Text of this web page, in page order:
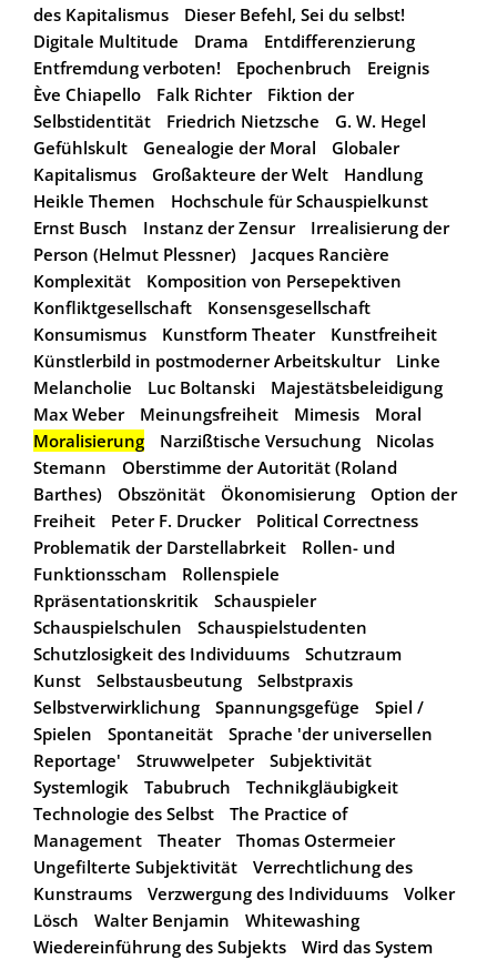
des Kapitalismus
Dieser Befehl, Sei du selbst!
Digitale Multitude
Drama
Entdifferenzierung
Entfremdung verboten!
Epochenbruch
Ereignis
Ève Chiapello
Falk Richter
Fiktion der
Selbstidentität
Friedrich Nietzsche
G. W. Hegel
Gefühlskult
Genealogie der Moral
Globaler
Kapitalismus
Großakteure der Welt
Handlung
Heikle Themen
Hochschule für Schauspielkunst
Ernst Busch
Instanz der Zensur
Irrealisierung der
Person (Helmut Plessner)
Jacques Rancière
Komplexität
Komposition von Persepektiven
Konfliktgesellschaft
Konsensgesellschaft
Konsumismus
Kunstform Theater
Kunstfreiheit
Künstlerbild in postmoderner Arbeitskultur
Linke
Melancholie
Luc Boltanski
Majestätsbeleidigung
Max Weber
Meinungsfreiheit Mimesis
Moral
Moralisierung
Narzißtische Versuchung
Nicolas
Stemann
Oberstimme der Autorität (Roland
Barthes)
Obszönität Ökonomisierung
Option der
Freiheit
Peter F. Drucker
Political Correctness
Problematik der Darstellabrkeit
Rollen- und
Funktionsscham
Rollenspiele
Rpräsentationskritik
Schauspieler
Schauspielschulen
Schauspielstudenten
Schutzlosigkeit des Individuums
Schutzraum
Kunst
Selbstausbeutung
Selbstpraxis
Selbstverwirklichung
Spannungsgefüge
Spiel /
Spielen
Spontaneität
Sprache 'der universellen
Reportage'
Struwwelpeter
Subjektivität
Systemlogik
Tabubruch
Technikgläubigkeit
Technologie des Selbst
The Practice of
Management
Theater
Thomas Ostermeier
Ungefilterte Subjektivität
Verrechtlichung des
Kunstraums
Verzwergung des Individuums
Volker
Lösch
Walter Benjamin
Whitewashing
Wiedereinführung des Subjekts
Wird das System